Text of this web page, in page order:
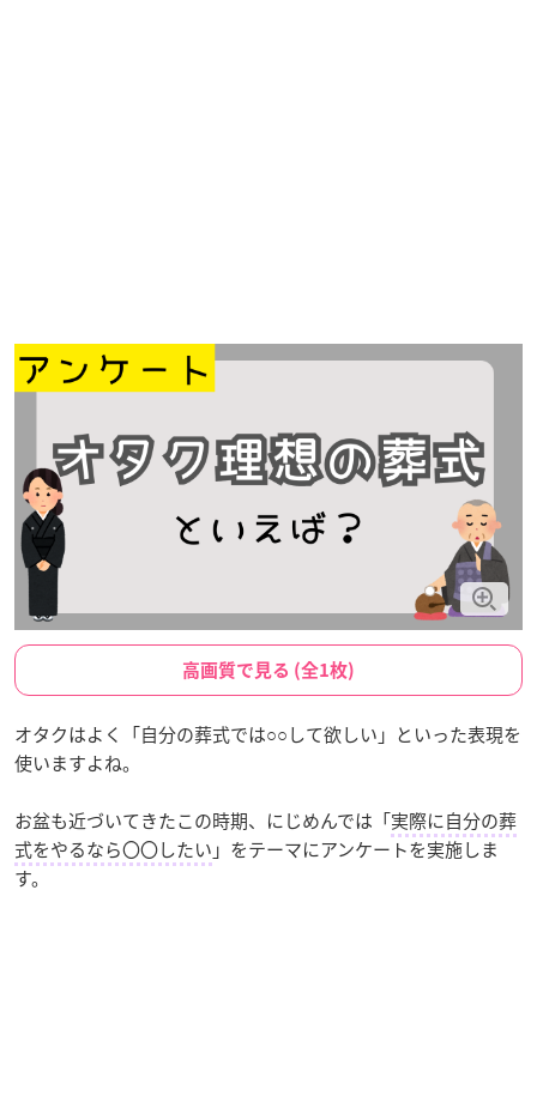
高画質で見る (全1枚)
オタクはよく「自分の葬式では○○して欲しい」といった表現を
使いますよね。
お盆も近づいてきたこの時期、にじめんでは「実際に自分の葬
式をやるなら〇〇したい 」をテーマにアンケートを実施しま
す。